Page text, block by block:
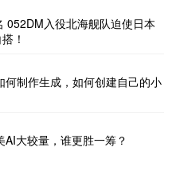
052DM入役北海舰队迫使日本
！
何制作生成，如何创建自己的小
大较量，谁更胜一筹？